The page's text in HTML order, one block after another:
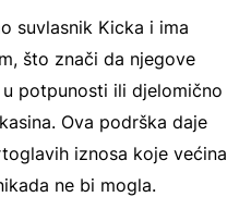
suvlasnik Kicka i ima
što znači da njegove
potpunosti ili djelomično
Ova podrška daje
iznosa koje većina
ne bi mogla.